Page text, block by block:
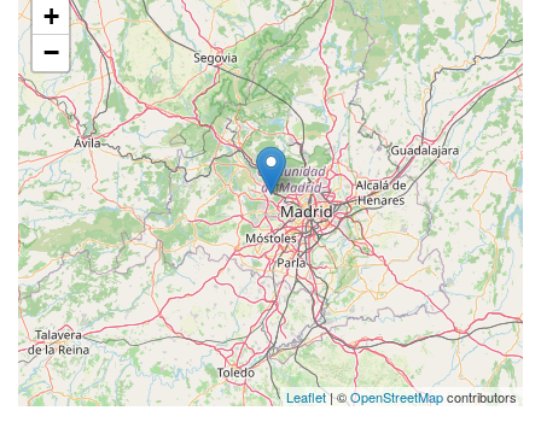
+
−
Leaflet| ©OpenStreetMapcontributors